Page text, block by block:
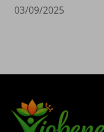
03/09/2025